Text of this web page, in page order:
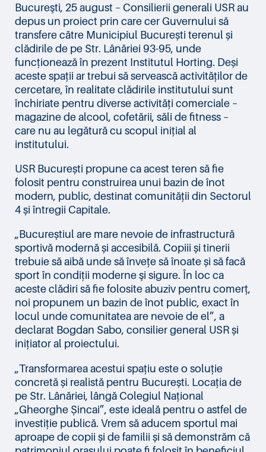
Bucureşti, 25 august – Consilierii generali USR au
depus un proiect prin care cer Guvernului să
transfere către Municipiul București terenul și
clădirile de pe Str. Lânăriei 93-95, unde
funcționează în prezent Institutul Horting. Deși
aceste spații ar trebui să servească activităților de
cercetare, în realitate clădirile institutului sunt
închiriate pentru diverse activități comerciale –
magazine de alcool, cofetării, săli de fitness –
care nu au legătură cu scopul inițial al
institutului.
USR București propune ca acest teren să fie
folosit pentru construirea unui bazin de înot
modern, public, destinat comunității din Sectorul
4 și întregii Capitale.
„Bucureștiul are mare nevoie de infrastructură
sportivă modernă și accesibilă. Copiii și tinerii
trebuie să aibă unde să învețe să înoate și să facă
sport în condiții moderne şi sigure. În loc ca
aceste clădiri să fie folosite abuziv pentru comerț,
noi propunem un bazin de înot public, exact în
locul unde comunitatea are nevoie de el”, a
declarat Bogdan Sabo, consilier general USR și
inițiator al proiectului.
„Transformarea acestui spațiu este o soluție
concretă și realistă pentru București. Locația de
pe Str. Lânăriei, lângă Colegiul Național
„Gheorghe Șincai”, este ideală pentru o astfel de
investiție publică. Vrem să aducem sportul mai
aproape de copii și de familii și să demonstrăm că